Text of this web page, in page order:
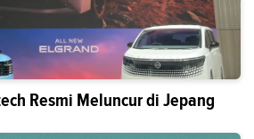
Resmi Meluncur di Jepang